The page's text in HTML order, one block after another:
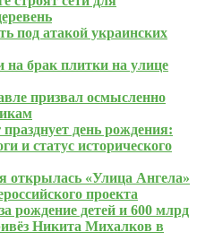
под атакой украинских
на брак плитки на улице
призвал осмысленно
день рождения:
и статус исторического
открылась «Улица Ангела»
проекта
рождение детей и 600 млрд
Никита Михалков в